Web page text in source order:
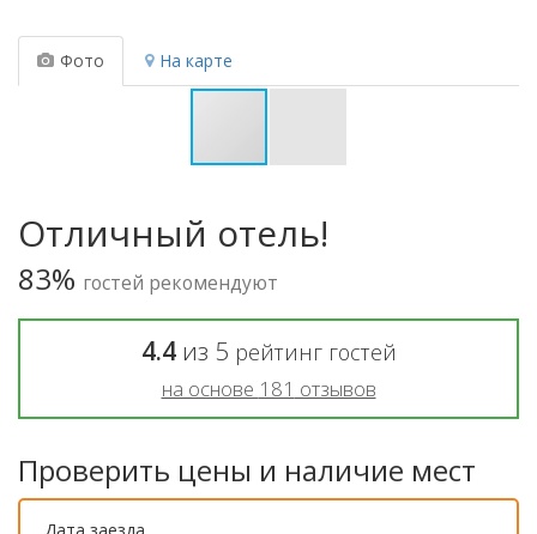
Фото На карте
Отличный отель!
83% гостей рекомендуют
4.4из 5 рейтинг гостей
на основе 181 отзывов
Проверить цены и наличие мест
Дата заезда